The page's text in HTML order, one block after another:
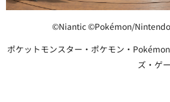
©Niantic ©Pokémon/Nintendo/
ポケットモンスター・ポケモン・
ズ・ゲ